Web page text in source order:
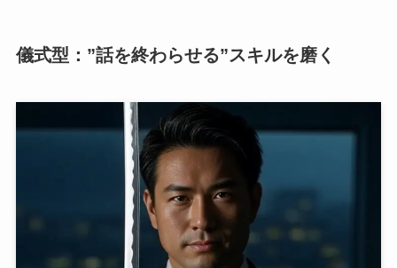
儀式型：”話を終わらせる”スキルを磨く